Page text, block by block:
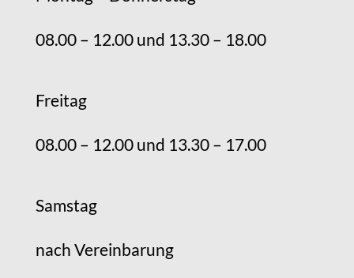
08.00 – 12.00 und 13.30 – 18.00
Freitag
08.00 – 12.00 und 13.30 – 17.00
Samstag
nach Vereinbarung